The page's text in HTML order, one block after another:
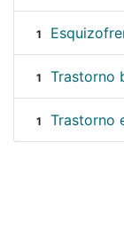
1
1 Trastorno
1 Trastorno